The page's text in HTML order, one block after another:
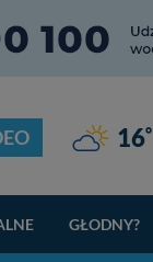
16°
GŁODNY?